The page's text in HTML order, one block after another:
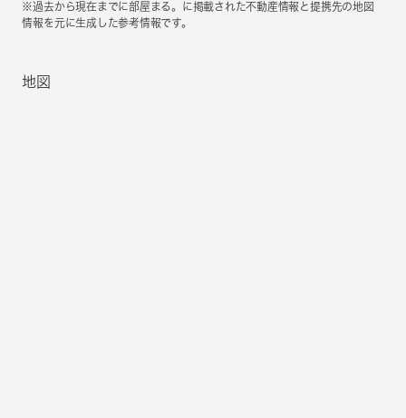
※過去から現在までに部屋まる。に掲載された不動産情報と提携先の地図
情報を元に生成した参考情報です。
地図